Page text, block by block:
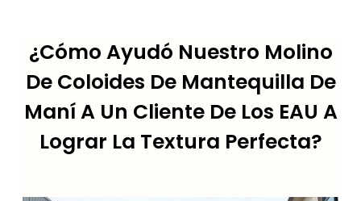
¿Cómo Ayudó Nuestro Molino
De Coloides De Mantequilla De
Maní A Un Cliente De Los EAU A
Lograr La Textura Perfecta?